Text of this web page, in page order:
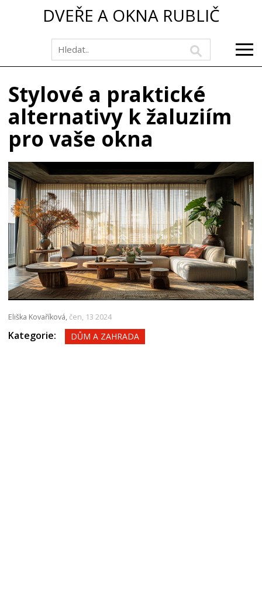
DVEŘE A OKNA RUBLIČ
Stylové a praktické
alternativy k žaluziím
pro vaše okna
Eliška Kovaříková, čen, 13 2024
Kategorie: DŮM A ZAHRADA